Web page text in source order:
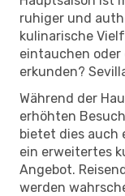
ruhiger und
kulinarische
eintauchen oder
erkunden?
Während der
erhöhten
bietet dies auch
ein erweitertes
Angebot.
werden